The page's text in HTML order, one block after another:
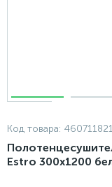
Код товара:
Estro 300x1200